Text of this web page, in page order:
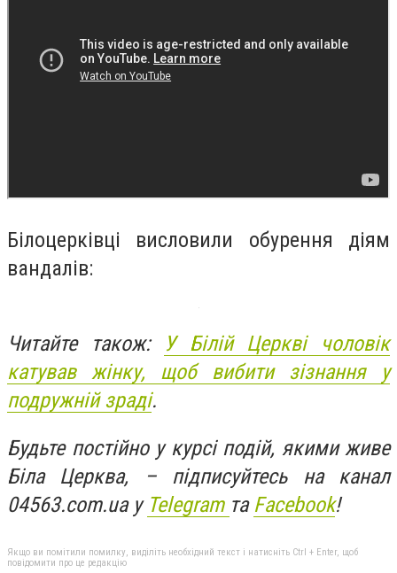
Білоцерківці висловили обурення діям
вандалів:
Читайте також: У Білій Церкві чоловік
катував жінку, щоб вибити зізнання у
подружній зраді.
Будьте постійно у курсі подій, якими живе
Біла Церква, – підписуйтесь на канал
04563.com.ua у Telegram та Facebook!
Якщо ви помітили помилку, виділіть необхідний текст і натисніть Ctrl + Enter, щоб
повідомити про це редакцію